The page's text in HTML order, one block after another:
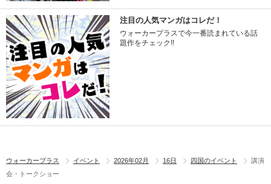
注目の人気マンガはコレだ！
ウォーカープラスで今一番読まれている話
題作をチェック!!
ウォーカープラス イベント 2026年02月 16日 四国のイベント
講演
会・トークショー